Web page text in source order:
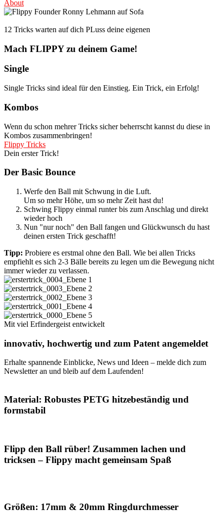
About
12 Tricks warten auf dich PLuss deine eigenen
Mach FLIPPY zu deinem Game!
Single
Single Tricks sind ideal für den Einstieg. Ein Trick, ein Erfolg!
Kombos
Wenn du schon mehrer Tricks sicher beherrscht kannst du diese in
Kombos zusammenbringen!
Flippy Tricks
Dein erster Trick!
Der Basic Bounce
Werfe den Ball mit Schwung in die Luft.
Um so mehr Höhe, um so mehr Zeit hast du!
Schwing Flippy einmal runter bis zum Anschlag und direkt
wieder hoch
Nun "nur noch" den Ball fangen und Glückwunsch du hast
deinen ersten Trick geschafft!
Tipp: Probiere es erstmal ohne den Ball. Wie bei allen Tricks
empfiehlt es sich 2-3 Bälle bereits zu legen um die Bewegung nicht
immer wieder zu verlassen.
Mit viel Erfindergeist entwickelt
innovativ, hochwertig und zum Patent angemeldet
Erhalte spannende Einblicke, News und Ideen – melde dich zum
Newsletter an und bleib auf dem Laufenden!
Material: Robustes PETG hitzebeständig und
formstabil
Flipp den Ball rüber! Zusammen lachen und
tricksen – Flippy macht gemeinsam Spaß
Größen: 17mm & 20mm Ringdurchmesser